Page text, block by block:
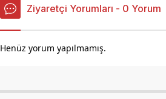
Ziyaretçi Yorumları - 0 Yorum
Henüz yorum yapılmamış.